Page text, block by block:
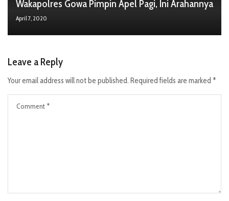
Wakapolres Gowa Pimpin Apel Pagi, Ini Arahannya
April 7, 2020
Leave a Reply
Your email address will not be published. Required fields are marked *